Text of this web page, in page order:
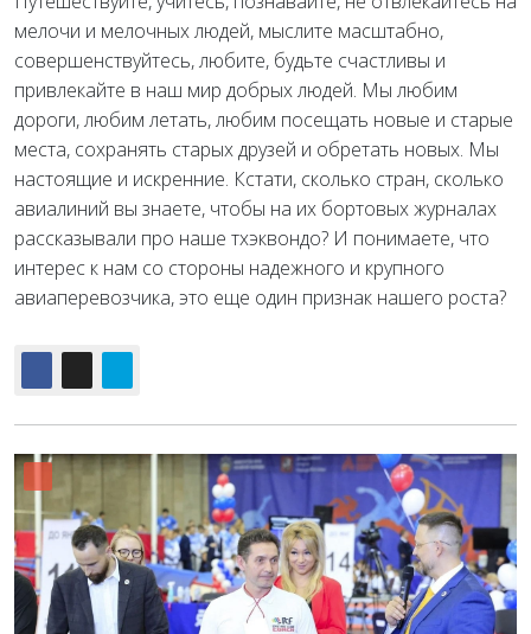
мелочи и мелочных людей, мыслите масштабно,
совершенствуйтесь, любите, будьте счастливы и
привлекайте в наш мир добрых людей. Мы любим
дороги, любим летать, любим посещать новые и старые
места, сохранять старых друзей и обретать новых. Мы
настоящие и искренние. Кстати, сколько стран, сколько
авиалиний вы знаете, чтобы на их бортовых журналах
рассказывали про наше тхэквондо? И понимаете, что
интерес к нам со стороны надежного и крупного
авиаперевозчика, это еще один признак нашего роста?